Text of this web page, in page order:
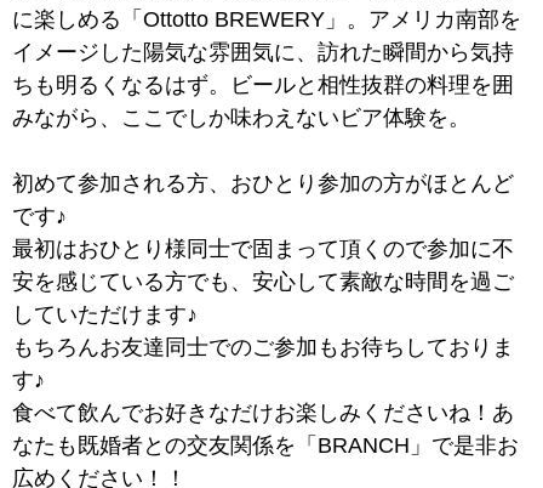
に楽しめる「Ottotto BREWERY」。アメリカ南部を
イメージした陽気な雰囲気に、訪れた瞬間から気持
ちも明るくなるはず。ビールと相性抜群の料理を囲
みながら、ここでしか味わえないビア体験を。
初めて参加される方、おひとり参加の方がほとんど
です♪
最初はおひとり様同士で固まって頂くので参加に不
安を感じている方でも、安心して素敵な時間を過ご
していただけます♪
もちろんお友達同士でのご参加もお待ちしておりま
す♪
食べて飲んでお好きなだけお楽しみくださいね！あ
なたも既婚者との交友関係を「BRANCH」で是非お
広めください！！